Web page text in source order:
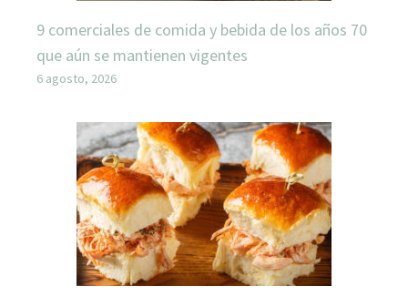
9 comerciales de comida y bebida de los años 70
que aún se mantienen vigentes
6 agosto, 2026